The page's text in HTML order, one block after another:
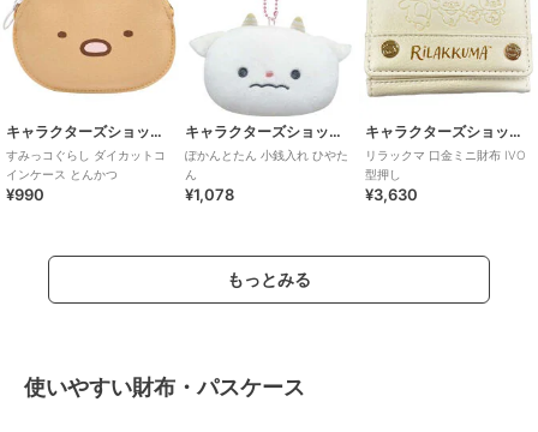
キャラクターズショップ ラフラフ
すみっコぐらし ダイカットコ
インケース とんかつ
¥990
キャラクターズショップ ラフラフ
ぽかんとたん 小銭入れ ひやた
ん
¥1,078
キャラクターズショップ ラフラフ
リラックマ 口金ミニ財布 IVO
型押し
¥3,630
もっとみる
使いやすい財布・パスケース